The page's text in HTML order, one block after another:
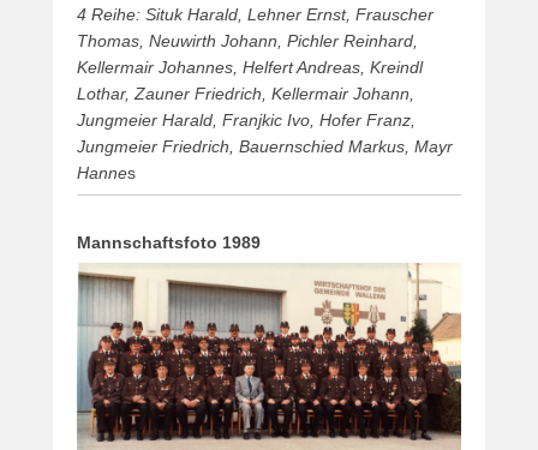
4 Reihe: Situk Harald, Lehner Ernst, Frauscher
Thomas, Neuwirth Johann, Pichler Reinhard,
Kellermair Johannes, Helfert Andreas, Kreindl
Lothar, Zauner Friedrich, Kellermair Johann,
Jungmeier Harald, Franjkic Ivo, Hofer Franz,
Jungmeier Friedrich, Bauernschied Markus, Mayr
Hannes
Mannschaftsfoto 1989